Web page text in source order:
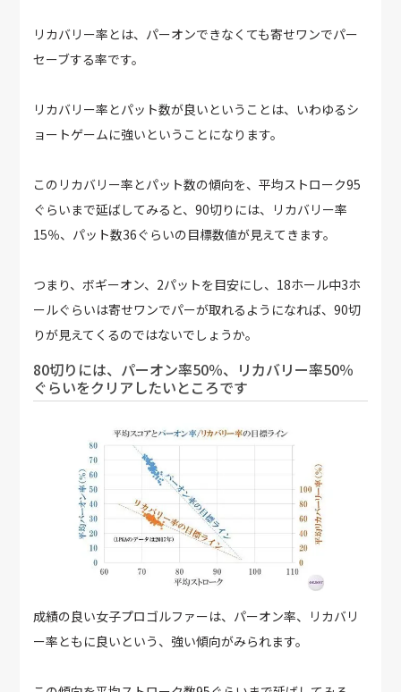
リカバリー率とは、パーオンできなくても寄せワンでパー
セーブする率です。
リカバリー率とパット数が良いということは、いわゆるシ
ョートゲームに強いということになります。
このリカバリー率とパット数の傾向を、平均ストローク95
ぐらいまで延ばしてみると、90切りには、リカバリー率
15％、パット数36ぐらいの目標数値が見えてきます。
つまり、ボギーオン、2パットを目安にし、18ホール中3ホ
ールぐらいは寄せワンでパーが取れるようになれば、90切
りが見えてくるのではないでしょうか。
80切りには、パーオン率50％、リカバリー率50％
ぐらいをクリアしたいところです
成績の良い女子プロゴルファーは、パーオン率、リカバリ
ー率ともに良いという、強い傾向がみられます。